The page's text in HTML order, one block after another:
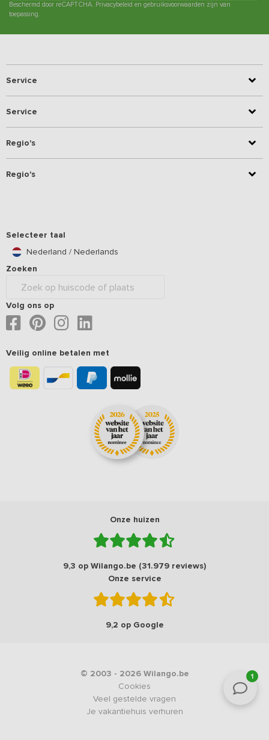
1
Beschermd door reCAPTCHA. Privacybeleid en gebruiksvoorwaarden zijn van
toepassing.
Service
Service
Regio's
Regio's
Selecteer taal
Nederland / Nederlands
Zoeken
Volg ons op
Veilig online betalen met
Onze huizen
9,3 op Wilango.be (31.979 reviews)
Onze service
9,2 op Google
© 2003 - 2026 Wilango.be
Cookies
Veel gestelde vragen
Je vakantiehuis verhuren